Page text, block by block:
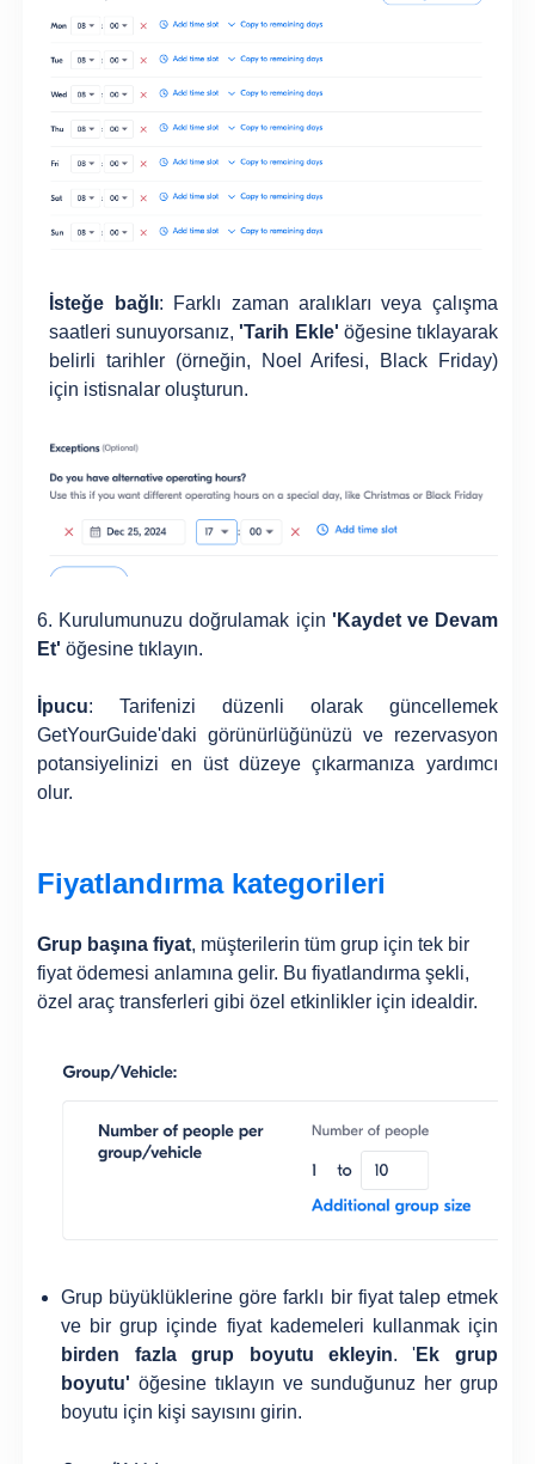
İsteğe bağlı: Farklı zaman aralıkları veya çalışma
saatleri sunuyorsanız,'Tarih Ekle' öğesine tıklayarak
belirli tarihler (örneğin, Noel Arifesi, Black Friday)
için istisnalar oluşturun.
6. Kurulumunuzu doğrulamak için 'Kaydet ve Devam
Et' öğesine tıklayın.
İpucu: Tarifenizi düzenli olarak güncellemek
GetYourGuide'daki görünürlüğünüzü ve rezervasyon
potansiyelinizi en üst düzeye çıkarmanıza yardımcı
olur.
Fiyatlandırma kategorileri
Grup başına fiyat, müşterilerin tüm grup için tek bir
fiyat ödemesi anlamına gelir. Bu fiyatlandırma şekli,
özel araç transferleri gibi özel etkinlikler için idealdir.
Grup büyüklüklerine göre farklı bir fiyat talep etmek
ve bir grup içinde fiyat kademeleri kullanmak için
birden fazla grup boyutu ekleyin. 'Ek grup
boyutu' öğesine tıklayın ve sunduğunuz her grup
boyutu için kişi sayısını girin.